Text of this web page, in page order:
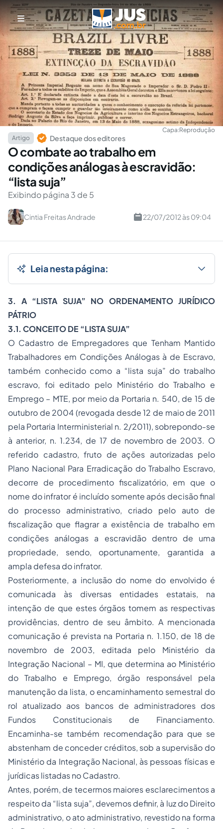
Capa:Reprodução
Artigo
Destaque dos editores
O combate ao trabalho em
condições análogas à escravidão:
“lista suja”
Exibindo página 3 de 5
Cintia Freitas Andrade 22/07/2012 às 09:04
Leia nesta página:
3. A “LISTA SUJA” NO ORDENAMENTO JURÍDICO
PÁTRIO
3.1. CONCEITO DE “LISTA SUJA”
O Cadastro de Empregadores que Tenham Mantido
Trabalhadores em Condições Análogas à de Escravo,
também conhecido como a “lista suja” do trabalho
escravo, foi editado pelo Ministério do Trabalho e
Emprego – MTE, por meio da Portaria n. 540, de 15 de
outubro de 2004 (revogada desde 12 de maio de 2011
pela Portaria Interministerial n. 2/2011), sobrepondo-se
à anterior, n. 1.234, de 17 de novembro de 2003. O
referido cadastro, fruto de ações autorizadas pelo
Plano Nacional Para Erradicação do Trabalho Escravo,
decorre de procedimento fiscalizatório, em que o
nome do infrator é incluído somente após decisão final
do processo administrativo, criado pelo auto de
fiscalização que flagrar a existência de trabalho em
condições análogas a escravidão dentro de uma
propriedade, sendo, oportunamente, garantida a
ampla defesa do infrator.
Posteriormente, a inclusão do nome do envolvido é
comunicada às diversas entidades estatais, na
intenção de que estes órgãos tomem as respectivas
providências, dentro de seu âmbito. A mencionada
comunicação é prevista na Portaria n. 1.150, de 18 de
novembro de 2003, editada pelo Ministério da
Integração Nacional – MI, que determina ao Ministério
do Trabalho e Emprego, órgão responsável pela
manutenção da lista, o encaminhamento semestral do
rol atualizado aos bancos de administradores dos
Fundos Constitucionais de Financiamento.
Encaminha-se também recomendação para que se
abstenham de conceder créditos, sob a supervisão do
Ministério da Integração Nacional, às pessoas físicas e
jurídicas listadas no Cadastro.
Antes, porém, de tecermos maiores esclarecimentos a
respeito da “lista suja”, devemos definir, à luz do Direito
administrativo, o ato administrativo, revestido na forma